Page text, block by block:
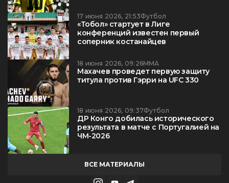
17 июня 2026, 21:53Футбол
«Тобол» стартует в Лиге
конференций известен первый
соперник костанайцев
18 июня 2026, 09:26ММА
Махачев проведет первую защиту
титула против Гэрри на UFC 330
18 июня 2026, 09:37Футбол
ДР Конго добилась исторического
результата в матче с Португалией на
ЧМ-2026
ВСЕ МАТЕРИАЛЫ